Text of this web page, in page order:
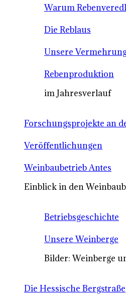
Warum
Die Reblaus
Unsere
Rebenproduktion
im Jahresverlauf
Forschungsprojekte an
Veröffentlichungen
Weinbaubetrieb Antes
Einblick in den
Betriebsgeschichte
Unsere Weinberge
Bilder: Weinberge
Die Hessische Bergstraße